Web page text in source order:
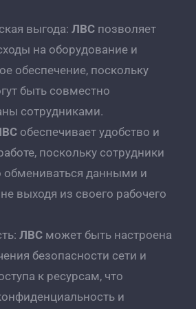
выгода: ЛВСпозволяет
на оборудование и
обеспечение, поскольку
быть совместно
сотрудниками.
обеспечивает удобство и
поскольку сотрудники
обмениваться данными и
выходя из своего рабочего
ЛВСможет быть настроена
безопасности сети и
к ресурсам, что
и